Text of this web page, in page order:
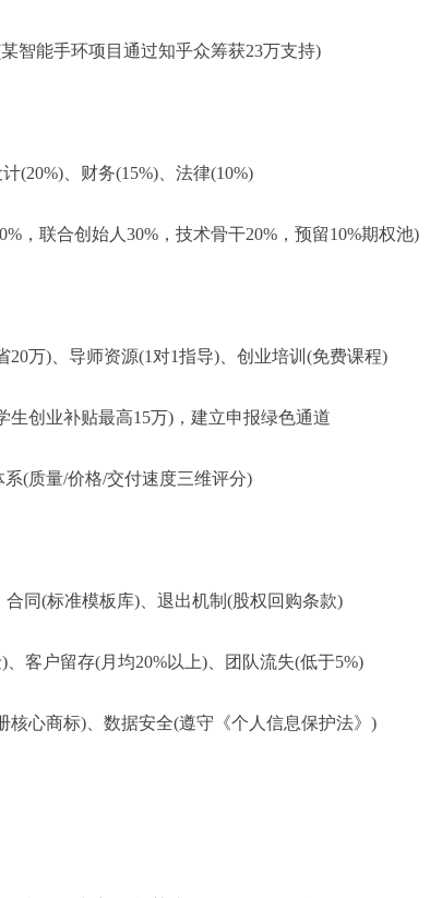
智能手环项目通过知乎众筹获23万支持)
(20%)、财务(15%)、法律(10%)
，联合创始人30%，技术骨干20%，预留10%期权池)
万)、导师资源(1对1指导)、创业培训(免费课程)
创业补贴最高15万)，建立申报绿色通道
(质量/价格/交付速度三维评分)
同(标准模板库)、退出机制(股权回购条款)
客户留存(月均20%以上)、团队流失(低于5%)
心商标)、数据安全(遵守《个人信息保护法》)